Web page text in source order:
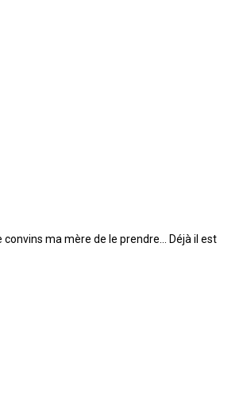
ma mère de le prendre... Déjà il est